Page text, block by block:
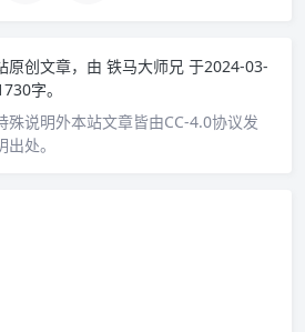
原创文章，由 铁马大师兄 于2024-03-
字。
殊说明外本站文章皆由CC-4.0协议发
处。